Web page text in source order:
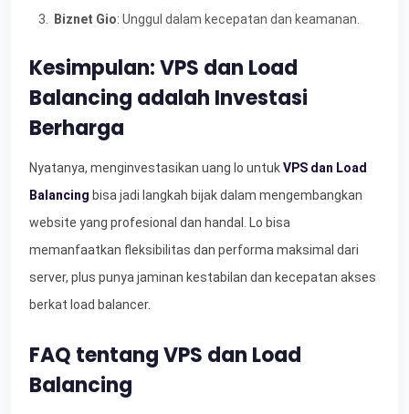
Biznet Gio: Unggul dalam kecepatan dan keamanan.
Kesimpulan: VPS dan Load
Balancing adalah Investasi
Berharga
Nyatanya, menginvestasikan uang lo untukVPS dan Load
Balancing bisa jadi langkah bijak dalam mengembangkan
website yang profesional dan handal. Lo bisa
memanfaatkan fleksibilitas dan performa maksimal dari
server, plus punya jaminan kestabilan dan kecepatan akses
berkat load balancer.
FAQ tentang VPS dan Load
Balancing